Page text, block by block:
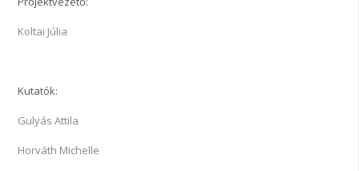
Koltai Júlia
Kutatók:
Gulyás Attila
Horváth Michelle